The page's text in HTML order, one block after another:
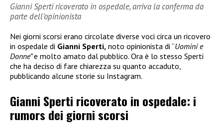
Gianni Sperti ricoverato in ospedale, arriva la conferma da
parte dell’opinionista
Nei giorni scorsi erano circolate diverse voci circa un ricovero
in ospedale di Gianni Sperti, noto opinionista di “Uomini e
Donne”e molto amato dal pubblico. Ora è lo stesso Sperti
che ha deciso di fare chiarezza su quanto accaduto,
pubblicando alcune storie su Instagram.
Gianni Sperti ricoverato in ospedale: i
rumors dei giorni scorsi